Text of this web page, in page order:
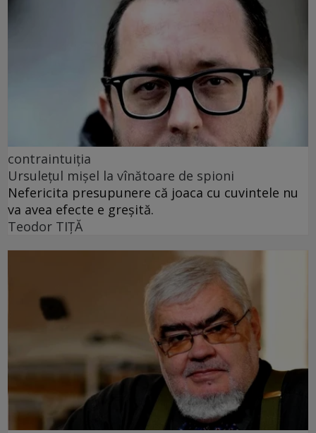
contraintuiția
Ursulețul mișel la vînătoare de spioni
Nefericita presupunere că joaca cu cuvintele nu
va avea efecte e greșită.
Teodor TIŢĂ